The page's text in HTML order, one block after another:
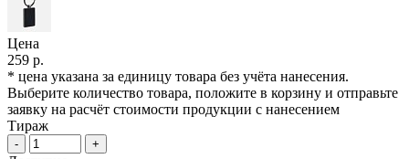
Цена
259 р.
* цена указана за единицу товара без учёта нанесения.
Выберите количество товара, положите в корзину и отправьте
заявку на расчёт стоимости продукции с нанесением
Тираж
- +